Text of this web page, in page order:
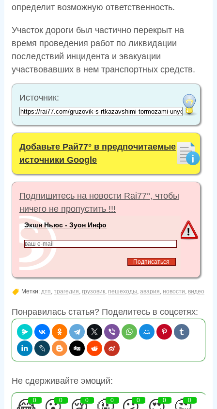
определит возможную ответственность.
Участок дороги был частично перекрыт на
время проведения работ по ликвидации
последствий инцидента и эвакуации
участвовавших в нем транспортных средств.
Источник:
Добавьте Рай77° в предпочитаемые
источники Google
Подпишитесь на новости Rai77°, чтобы
ничего не пропустить !!!
Экшн Ньюс - Зуон Инфо
Метки: дтп, трагедия, грузовик, пешеходы, авария, новости, видео
Понравилась статья? Поделитесь в соцсетях:
Не сдерживайте эмоций:
0 0 0 0 0 0 0